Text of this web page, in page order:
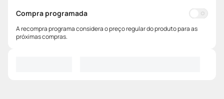
Compra programada
A recompra programa considera o preço regular do produto para as
próximas compras.